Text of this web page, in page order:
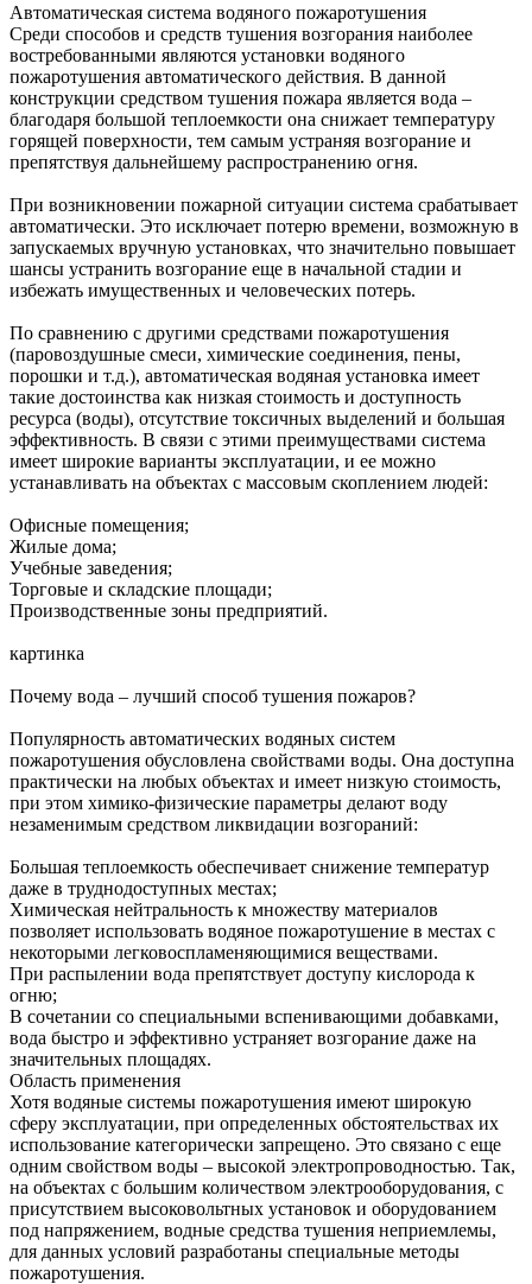
Автоматическая система водяного пожаротушения
Среди способов и средств тушения возгорания наиболее
востребованными являются установки водяного
пожаротушения автоматического действия. В данной
конструкции средством тушения пожара является вода –
благодаря большой теплоемкости она снижает температуру
горящей поверхности, тем самым устраняя возгорание и
препятствуя дальнейшему распространению огня.
При возникновении пожарной ситуации система срабатывает
автоматически. Это исключает потерю времени, возможную в
запускаемых вручную установках, что значительно повышает
шансы устранить возгорание еще в начальной стадии и
избежать имущественных и человеческих потерь.
По сравнению с другими средствами пожаротушения
(паровоздушные смеси, химические соединения, пены,
порошки и т.д.), автоматическая водяная установка имеет
такие достоинства как низкая стоимость и доступность
ресурса (воды), отсутствие токсичных выделений и большая
эффективность. В связи с этими преимуществами система
имеет широкие варианты эксплуатации, и ее можно
устанавливать на объектах с массовым скоплением людей:
Офисные помещения;
Жилые дома;
Учебные заведения;
Торговые и складские площади;
Производственные зоны предприятий.
картинка
Почему вода – лучший способ тушения пожаров?
Популярность автоматических водяных систем
пожаротушения обусловлена свойствами воды. Она доступна
практически на любых объектах и имеет низкую стоимость,
при этом химико-физические параметры делают воду
незаменимым средством ликвидации возгораний:
Большая теплоемкость обеспечивает снижение температур
даже в труднодоступных местах;
Химическая нейтральность к множеству материалов
позволяет использовать водяное пожаротушение в местах с
некоторыми легковоспламеняющимися веществами.
При распылении вода препятствует доступу кислорода к
огню;
В сочетании со специальными вспенивающими добавками,
вода быстро и эффективно устраняет возгорание даже на
значительных площадях.
Область применения
Хотя водяные системы пожаротушения имеют широкую
сферу эксплуатации, при определенных обстоятельствах их
использование категорически запрещено. Это связано с еще
одним свойством воды – высокой электропроводностью. Так,
на объектах с большим количеством электрооборудования, с
присутствием высоковольтных установок и оборудованием
под напряжением, водные средства тушения неприемлемы,
для данных условий разработаны специальные методы
пожаротушения.